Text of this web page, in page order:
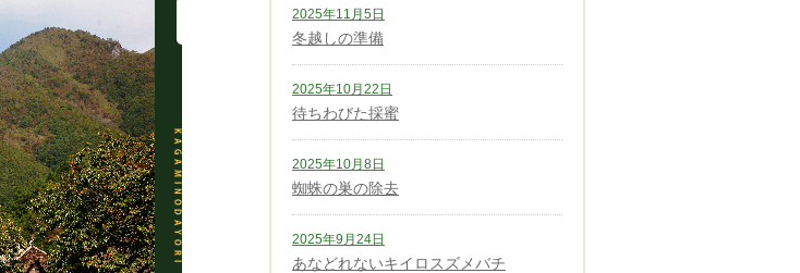
2025年11月5日
冬越しの準備
2025年10月22日
待ちわびた採蜜
2025年10月8日
蜘蛛の巣の除去
2025年9月24日
あなどれないキイロスズメバチ